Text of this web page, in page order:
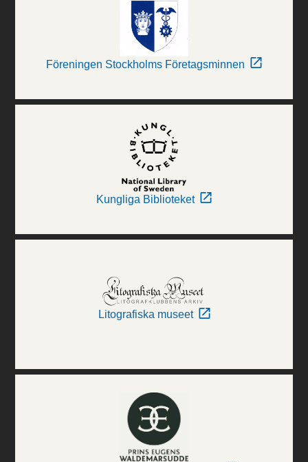
Föreningen Stockholms Företagsminnen
Kungliga Biblioteket
Litografiska museet